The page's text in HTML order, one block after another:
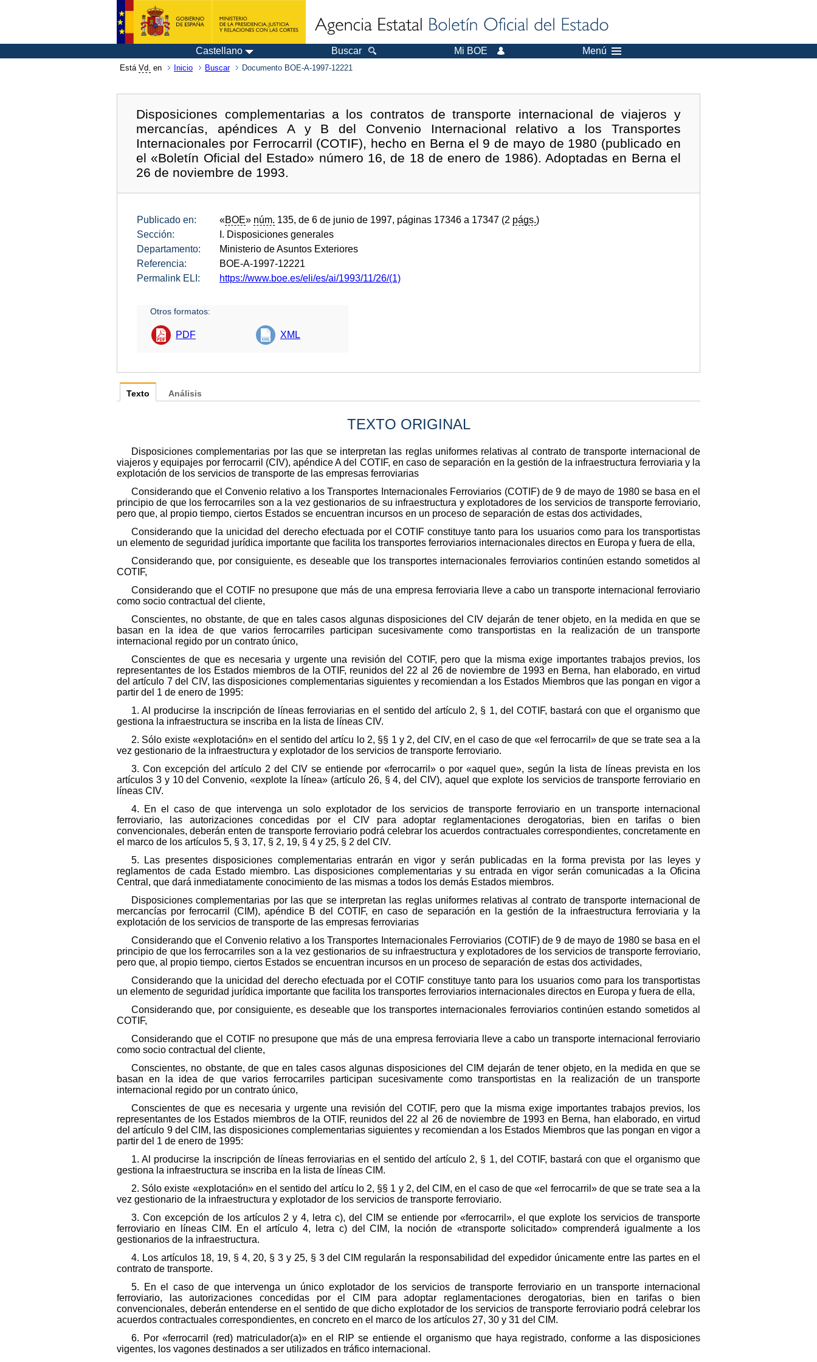
Castellano Buscar Mi BOE Menú
Está Vd. en Inicio Buscar Documento BOE-A-1997-12221
Disposiciones complementarias a los contratos de transporte internacional de viajeros y
mercancías, apéndices A y B del Convenio Internacional relativo a los Transportes
Internacionales por Ferrocarril (COTIF), hecho en Berna el 9 de mayo de 1980 (publicado en
el «Boletín Oficial del Estado» número 16, de 18 de enero de 1986). Adoptadas en Berna el
26 de noviembre de 1993.
Publicado en: «BOE» núm. 135, de 6 de junio de 1997, páginas 17346 a 17347 (2 págs.)
Sección:
I. Disposiciones generales
Departamento:
Ministerio de Asuntos Exteriores
Referencia:
BOE-A-1997-12221
Permalink ELI:
https://www.boe.es/eli/es/ai/1993/11/26/(1)
Otros formatos:
PDF XML
Texto
TEXTO ORIGINAL
Disposiciones complementarias por las que se interpretan las reglas uniformes relativas al contrato de transporte internacional de
viajeros y equipajes por ferrocarril (CIV), apéndice A del COTIF, en caso de separación en la gestión de la infraestructura ferroviaria y la
explotación de los servicios de transporte de las empresas ferroviarias
Considerando que el Convenio relativo a los Transportes Internacionales Ferroviarios (COTIF) de 9 de mayo de 1980 se basa en el
principio de que los ferrocarriles son a la vez gestionarios de su infraestructura y explotadores de los servicios de transporte ferroviario,
pero que, al propio tiempo, ciertos Estados se encuentran incursos en un proceso de separación de estas dos actividades,
Considerando que la unicidad del derecho efectuada por el COTIF constituye tanto para los usuarios como para los transportistas
un elemento de seguridad jurídica importante que facilita los transportes ferroviarios internacionales directos en Europa y fuera de ella,
Considerando que, por consiguiente, es deseable que los transportes internacionales ferroviarios continúen estando sometidos al
COTIF,
Considerando que el COTIF no presupone que más de una empresa ferroviaria lleve a cabo un transporte internacional ferroviario
como socio contractual del cliente,
Conscientes, no obstante, de que en tales casos algunas disposiciones del CIV dejarán de tener objeto, en la medida en que se
basan en la idea de que varios ferrocarriles participan sucesivamente como transportistas en la realización de un transporte
internacional regido por un contrato único,
Conscientes de que es necesaria y urgente una revisión del COTIF, pero que la misma exige importantes trabajos previos, los
representantes de los Estados miembros de la OTIF, reunidos del 22 al 26 de noviembre de 1993 en Berna, han elaborado, en virtud
del artículo 7 del CIV, las disposiciones complementarias siguientes y recomiendan a los Estados Miembros que las pongan en vigor a
partir del 1 de enero de 1995:
1. Al producirse la inscripción de líneas ferroviarias en el sentido del artículo 2, § 1, del COTIF, bastará con que el organismo que
gestiona la infraestructura se inscriba en la lista de líneas CIV.
2. Sólo existe «explotación» en el sentido del artícu lo 2, §§ 1 y 2, del CIV, en el caso de que «el ferrocarril» de que se trate sea a la
vez gestionario de la infraestructura y explotador de los servicios de transporte ferroviario.
3. Con excepción del artículo 2 del CIV se entiende por «ferrocarril» o por «aquel que», según la lista de líneas prevista en los
artículos 3 y 10 del Convenio, «explote la línea» (artículo 26, § 4, del CIV), aquel que explote los servicios de transporte ferroviario en
líneas CIV.
4. En el caso de que intervenga un solo explotador de los servicios de transporte ferroviario en un transporte internacional
ferroviario, las autorizaciones concedidas por el CIV para adoptar reglamentaciones derogatorias, bien en tarifas o bien
convencionales, deberán enten de transporte ferroviario podrá celebrar los acuerdos contractuales correspondientes, concretamente en
el marco de los artículos 5, § 3, 17, § 2, 19, § 4 y 25, § 2 del CIV.
5. Las presentes disposiciones complementarias entrarán en vigor y serán publicadas en la forma prevista por las leyes y
reglamentos de cada Estado miembro. Las disposiciones complementarias y su entrada en vigor serán comunicadas a la Oficina
Central, que dará inmediatamente conocimiento de las mismas a todos los demás Estados miembros.
Disposiciones complementarias por las que se interpretan las reglas uniformes relativas al contrato de transporte internacional de
mercancías por ferrocarril (CIM), apéndice B del COTIF, en caso de separación en la gestión de la infraestructura ferroviaria y la
explotación de los servicios de transporte de las empresas ferroviarias
Considerando que el Convenio relativo a los Transportes Internacionales Ferroviarios (COTIF) de 9 de mayo de 1980 se basa en el
principio de que los ferrocarriles son a la vez gestionarios de su infraestructura y explotadores de los servicios de transporte ferroviario,
pero que, al propio tiempo, ciertos Estados se encuentran incursos en un proceso de separación de estas dos actividades,
Considerando que la unicidad del derecho efectuada por el COTIF constituye tanto para los usuarios como para los transportistas
un elemento de seguridad jurídica importante que facilita los transportes ferroviarios internacionales directos en Europa y fuera de ella,
Considerando que, por consiguiente, es deseable que los transportes internacionales ferroviarios continúen estando sometidos al
COTIF,
Considerando que el COTIF no presupone que más de una empresa ferroviaria lleve a cabo un transporte internacional ferroviario
como socio contractual del cliente,
Conscientes, no obstante, de que en tales casos algunas disposiciones del CIM dejarán de tener objeto, en la medida en que se
basan en la idea de que varios ferrocarriles participan sucesivamente como transportistas en la realización de un transporte
internacional regido por un contrato único,
Conscientes de que es necesaria y urgente una revisión del COTIF, pero que la misma exige importantes trabajos previos, los
representantes de los Estados miembros de la OTIF, reunidos del 22 al 26 de noviembre de 1993 en Berna, han elaborado, en virtud
del artículo 9 del CIM, las disposiciones complementarias siguientes y recomiendan a los Estados Miembros que las pongan en vigor a
partir del 1 de enero de 1995:
1. Al producirse la inscripción de líneas ferroviarias en el sentido del artículo 2, § 1, del COTIF, bastará con que el organismo que
gestiona la infraestructura se inscriba en la lista de líneas CIM.
2. Sólo existe «explotación» en el sentido del artícu lo 2, §§ 1 y 2, del CIM, en el caso de que «el ferrocarril» de que se trate sea a la
vez gestionario de la infraestructura y explotador de los servicios de transporte ferroviario.
3. Con excepción de los artículos 2 y 4, letra c), del CIM se entiende por «ferrocarril», el que explote los servicios de transporte
ferroviario en líneas CIM. En el artículo 4, letra c) del CIM, la noción de «transporte solicitado» comprenderá igualmente a los
gestionarios de la infraestructura.
4. Los artículos 18, 19, § 4, 20, § 3 y 25, § 3 del CIM regularán la responsabilidad del expedidor únicamente entre las partes en el
contrato de transporte.
5. En el caso de que intervenga un único explotador de los servicios de transporte ferroviario en un transporte internacional
ferroviario, las autorizaciones concedidas por el CIM para adoptar reglamentaciones derogatorias, bien en tarifas o bien
convencionales, deberán entenderse en el sentido de que dicho explotador de los servicios de transporte ferroviario podrá celebrar los
acuerdos contractuales correspondientes, en concreto en el marco de los artículos 27, 30 y 31 del CIM.
6. Por «ferrocarril (red) matriculador(a)» en el RIP se entiende el organismo que haya registrado, conforme a las disposiciones
vigentes, los vagones destinados a ser utilizados en tráfico internacional.
Análisis